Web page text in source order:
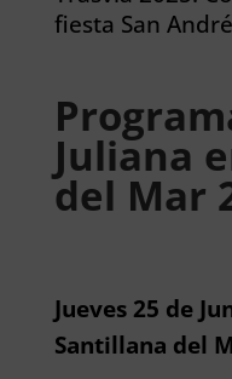
fiesta San
Juliana
del Mar
Jueves 25 de
Santillana del